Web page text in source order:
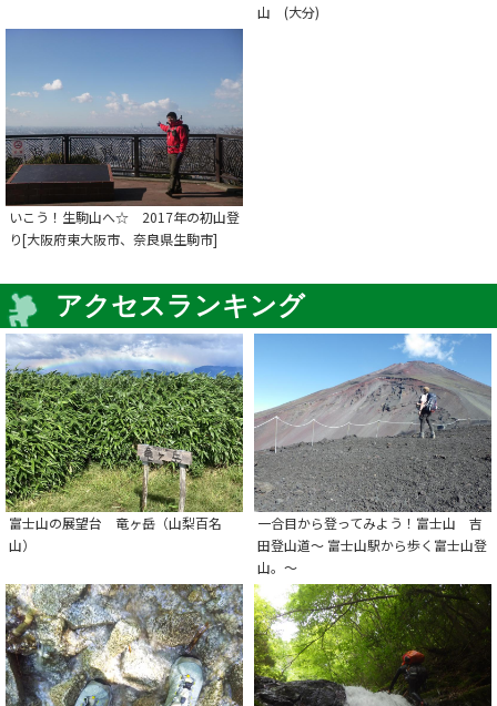
山 (大分)
いこう！生駒山へ☆ 2017年の初山登
り[大阪府東大阪市、奈良県生駒市]
アクセスランキング
富士山の展望台 竜ヶ岳（山梨百名
山）
一合目から登ってみよう！富士山 吉
田登山道～ 富士山駅から歩く富士山登
山。～